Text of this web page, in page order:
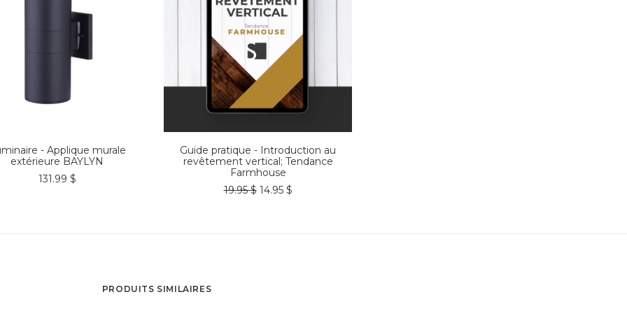
COMMANDER*
- Applique murale
extérieure BAYLYN
131.99 $
AJOUTER AU PANIER
Guide pratique - Introduction au
revêtement vertical; Tendance
Farmhouse
19.95$ Le
14.95 $Le
PRODUITS SIMILAIRES